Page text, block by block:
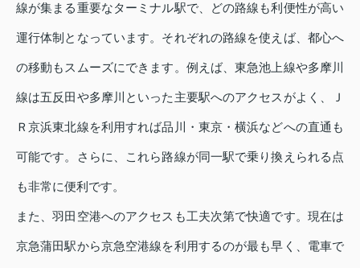
線が集まる重要なターミナル駅で、どの路線も利便性が高い
運行体制となっています。それぞれの路線を使えば、都心へ
の移動もスムーズにできます。例えば、東急池上線や多摩川
線は五反田や多摩川といった主要駅へのアクセスがよく、Ｊ
Ｒ京浜東北線を利用すれば品川・東京・横浜などへの直通も
可能です。さらに、これら路線が同一駅で乗り換えられる点
も非常に便利です。
また、羽田空港へのアクセスも工夫次第で快適です。現在は
京急蒲田駅から京急空港線を利用するのが最も早く、電車で